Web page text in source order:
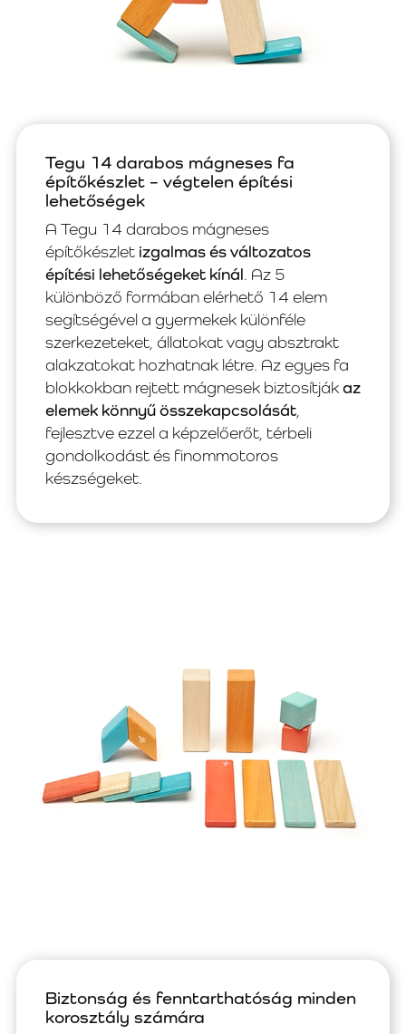
Tegu 14 darabos mágneses fa
építőkészlet – végtelen építési
lehetőségek
A Tegu 14 darabos mágneses
építőkészlet izgalmas és változatos
építési lehetőségeket kínál. Az 5
különböző formában elérhető 14 elem
segítségével a gyermekek különféle
szerkezeteket, állatokat vagy absztrakt
alakzatokat hozhatnak létre. Az egyes fa
blokkokban rejtett mágnesek biztosítjákaz
elemek könnyű összekapcsolását
fejlesztve ezzel a képzelőerőt, térbeli
gondolkodást és finommotoros
készségeket.
Biztonság és fenntarthatóság minden
korosztály számára